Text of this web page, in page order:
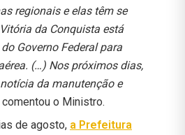
regionais e elas têm se
da Conquista está
Governo Federal para
(…) Nos próximos dias,
da manutenção e
comentou o Ministro.
de agosto, a Prefeitura